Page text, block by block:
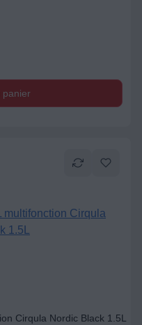
Cirqula Nordic Black 1.5L